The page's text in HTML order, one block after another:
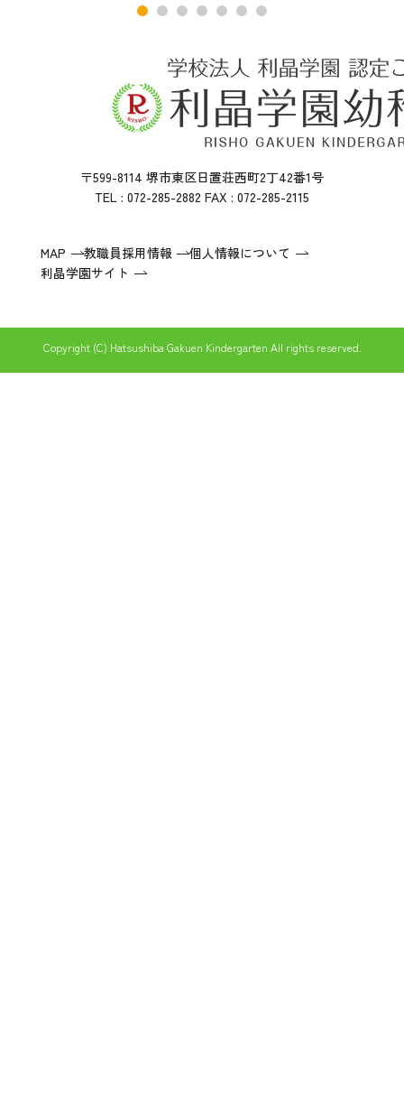
〒599-8114 堺市東区日置荘西町2丁42番1号
TEL : 072-285-2882 FAX : 072-285-2115
MAP 教職員採用情報
個人情報について
利晶学園サイト
Copyright (C) Hatsushiba Gakuen Kindergarten All rights reserved.